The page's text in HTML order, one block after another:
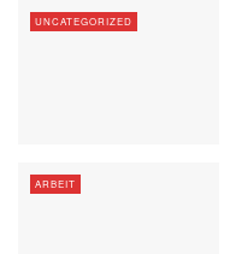
UNCATEGORIZED
ARBEIT